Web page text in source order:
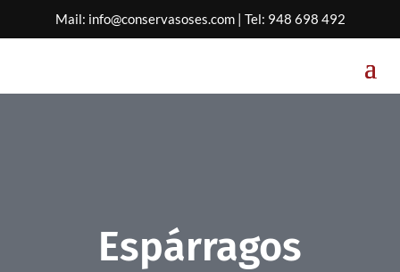
Mail: info@conservasoses.com| Tel: 948 698 492
Espárragos